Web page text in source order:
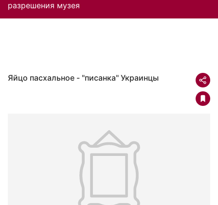
разрешения музея
Яйцо пасхальное - "писанка" Украинцы